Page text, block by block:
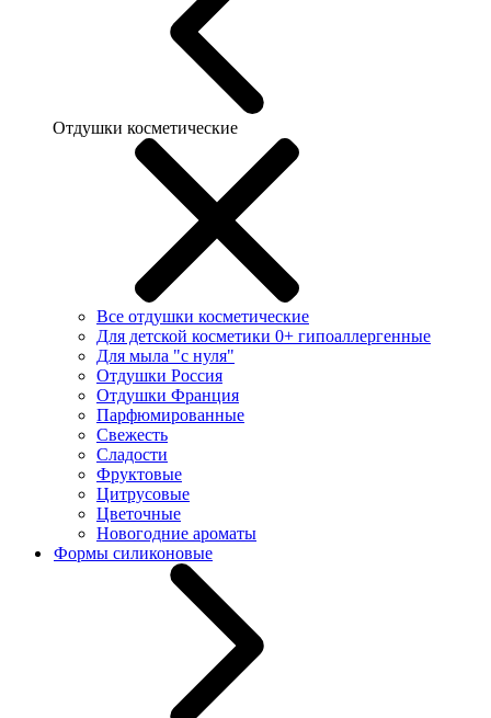
Отдушки косметические
Все отдушки косметические
Для детской косметики 0+ гипоаллергенные
Для мыла "с нуля"
Отдушки Россия
Отдушки Франция
Парфюмированные
Свежесть
Сладости
Фруктовые
Цитрусовые
Цветочные
Новогодние ароматы
Формы силиконовые